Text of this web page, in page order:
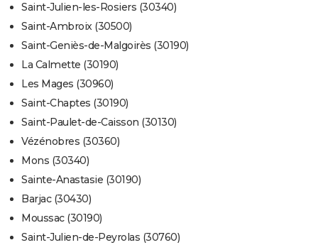
Saint-Julien-les-Rosiers (30340)
Saint-Ambroix (30500)
Saint-Geniès-de-Malgoirès (30190)
La Calmette (30190)
Les Mages (30960)
Saint-Chaptes (30190)
Saint-Paulet-de-Caisson (30130)
Vézénobres (30360)
Mons (30340)
Sainte-Anastasie (30190)
Barjac (30430)
Moussac (30190)
Saint-Julien-de-Peyrolas (30760)